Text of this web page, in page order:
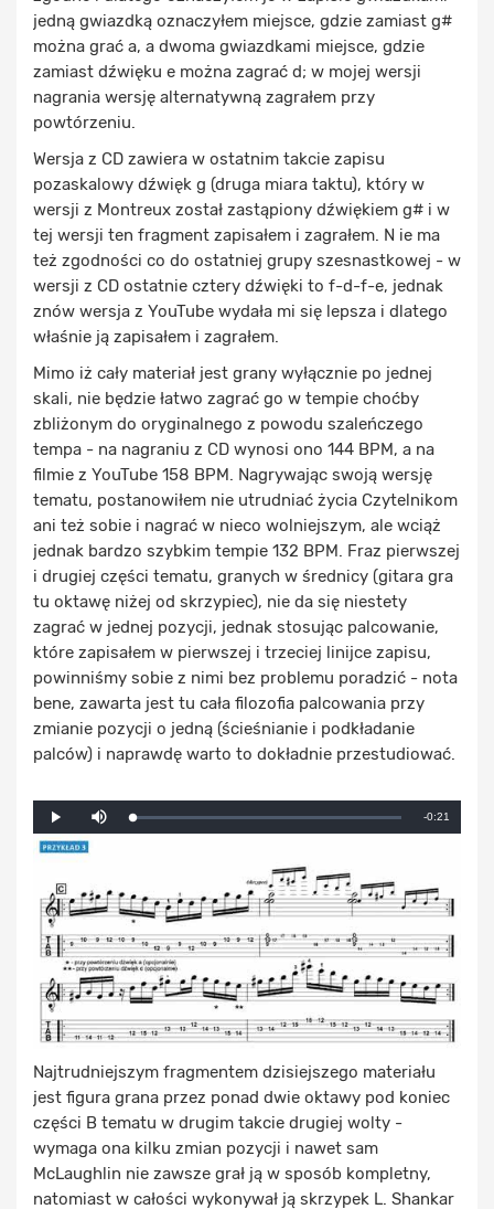
jedną gwiazdką oznaczyłem miejsce, gdzie zamiast g#
można grać a, a dwoma gwiazdkami miejsce, gdzie
zamiast dźwięku e można zagrać d; w mojej wersji
nagrania wersję alternatywną zagrałem przy
powtórzeniu.
Wersja z CD zawiera w ostatnim takcie zapisu
pozaskalowy dźwięk g (druga miara taktu), który w
wersji z Montreux został zastąpiony dźwiękiem g# i w
tej wersji ten fragment zapisałem i zagrałem. N ie ma
też zgodności co do ostatniej grupy szesnastkowej - w
wersji z CD ostatnie cztery dźwięki to f-d-f-e, jednak
znów wersja z YouTube wydała mi się lepsza i dlatego
właśnie ją zapisałem i zagrałem.
Mimo iż cały materiał jest grany wyłącznie po jednej
skali, nie będzie łatwo zagrać go w tempie choćby
zbliżonym do oryginalnego z powodu szaleńczego
tempa - na nagraniu z CD wynosi ono 144 BPM, a na
filmie z YouTube 158 BPM. Nagrywając swoją wersję
tematu, postanowiłem nie utrudniać życia Czytelnikom
ani też sobie i nagrać w nieco wolniejszym, ale wciąż
jednak bardzo szybkim tempie 132 BPM. Fraz pierwszej
i drugiej części tematu, granych w średnicy (gitara gra
tu oktawę niżej od skrzypiec), nie da się niestety
zagrać w jednej pozycji, jednak stosując palcowanie,
które zapisałem w pierwszej i trzeciej linijce zapisu,
powinniśmy sobie z nimi bez problemu poradzić - nota
bene, zawarta jest tu cała filozofia palcowania przy
zmianie pozycji o jedną (ścieśnianie i podkładanie
palców) i naprawdę warto to dokładnie przestudiować.
Play
Loaded:
0%
Progress:
0%
Remaining
-0:21
Najtrudniejszym fragmentem dzisiejszego materiału
jest figura grana przez ponad dwie oktawy pod koniec
części B tematu w drugim takcie drugiej wolty -
wymaga ona kilku zmian pozycji i nawet sam
McLaughlin nie zawsze grał ją w sposób kompletny,
natomiast w całości wykonywał ją skrzypek L. Shankar